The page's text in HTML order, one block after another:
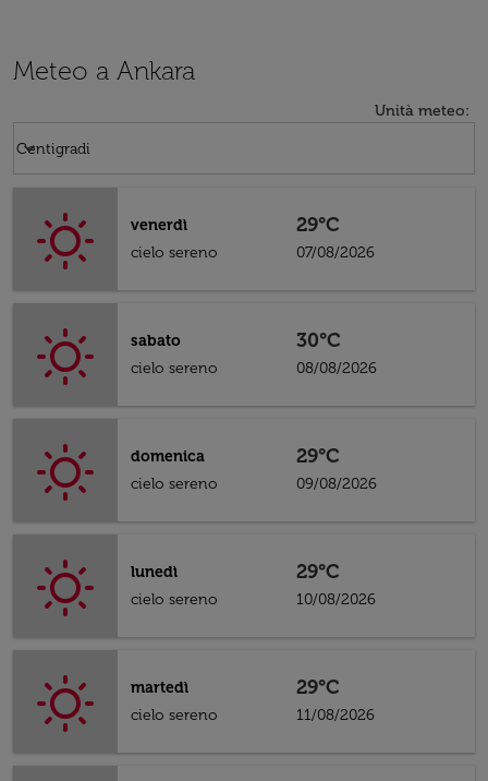
Meteo a Ankara
Unità meteo:
Centigradi
keyboard_arrow_down
venerdì
cielo sereno
29°C
07/08/2026
sabato
cielo sereno
30°C
08/08/2026
domenica
cielo sereno
29°C
09/08/2026
lunedì
cielo sereno
29°C
10/08/2026
martedì
cielo sereno
29°C
11/08/2026